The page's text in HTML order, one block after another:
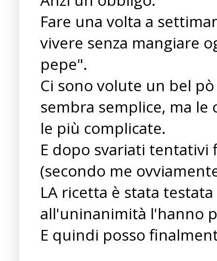
Fare una volta a
vivere senza mangiare
pepe".
Ci sono volute un bel
sembra semplice, ma
le più complicate.
E dopo svariati
(secondo me
LA ricetta è stata
all'uninanimità l'hanno
E quindi posso